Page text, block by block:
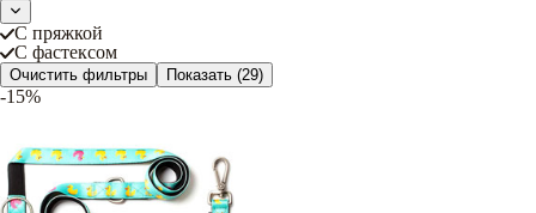
С пряжкой
С фастексом
Очистить фильтры Показать (29)
-15%